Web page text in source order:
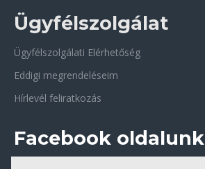
Ügyfélszolgálat
Ügyfélszolgálati Elérhetőség
Eddigi megrendeléseim
Hírlevél feliratkozás
Facebook oldalunk